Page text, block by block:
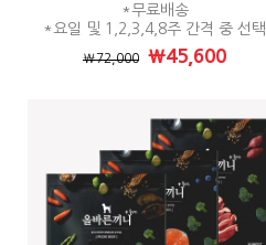
*무료배송
*요일 및 1,2,3,4,8주 간격 중 선택
₩72,000 ₩45,600